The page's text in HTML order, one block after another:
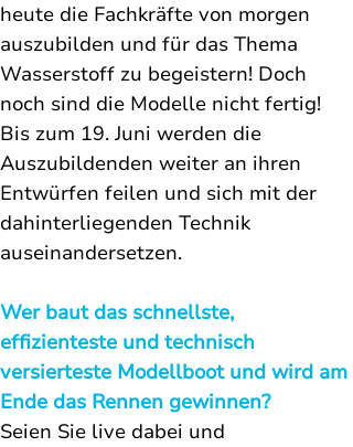
heute die Fachkräfte von morgen
auszubilden und für das Thema
Wasserstoff zu begeistern! Doch
noch sind die Modelle nicht fertig!
Bis zum 19. Juni werden die
Auszubildenden weiter an ihren
Entwürfen feilen und sich mit der
dahinterliegenden Technik
auseinandersetzen.
Wer baut das schnellste,
effizienteste und technisch
versierteste Modellboot und wird am
Ende das Rennen gewinnen?
Seien Sie live dabei und